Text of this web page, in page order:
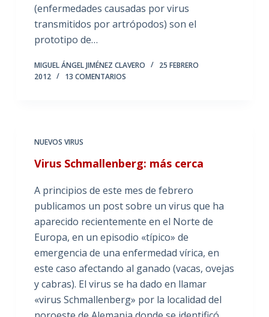
(enfermedades causadas por virus
transmitidos por artrópodos) son el
prototipo de…
MIGUEL ÁNGEL JIMÉNEZ CLAVERO
25 FEBRERO
2012
13 COMENTARIOS
NUEVOS VIRUS
Virus Schmallenberg: más cerca
A principios de este mes de febrero
publicamos un post sobre un virus que ha
aparecido recientemente en el Norte de
Europa, en un episodio «típico» de
emergencia de una enfermedad vírica, en
este caso afectando al ganado (vacas, ovejas
y cabras). El virus se ha dado en llamar
«virus Schmallenberg» por la localidad del